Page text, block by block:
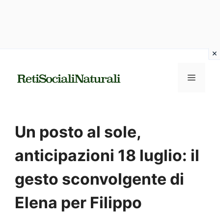
MENU
Un posto al sole,
anticipazioni 18 luglio: il
gesto sconvolgente di
Elena per Filippo